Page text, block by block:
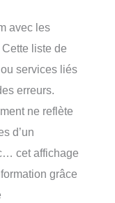
avec les
liste de
services liés
erreurs.
ne reflète
d’un
cet affichage
grâce